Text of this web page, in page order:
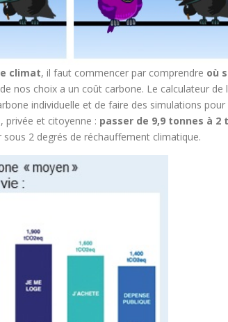
climat, il faut commencer par comprendre où
nos choix a un coût carbone. Le calculateur de
individuelle et de faire des simulations pour
privée et citoyenne : passer de 9,9 tonnes à 2
2 degrés de réchauffement climatique.